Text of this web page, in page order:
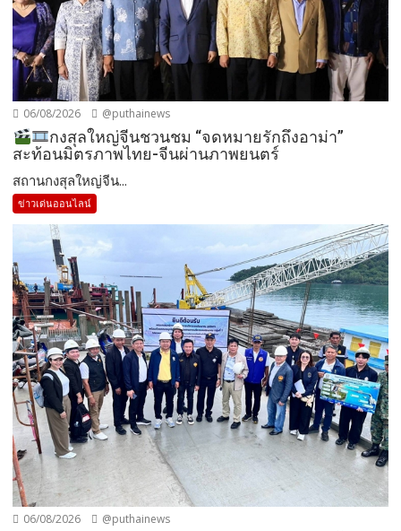
06/08/2026 @puthainews
กงสุลใหญ่จีนชวนชม “จดหมายรักถึงอาม่า”
สะท้อนมิตรภาพไทย-จีนผ่านภาพยนตร์
สถานกงสุลใหญ่จีน...
ข่าวเด่นออนไลน์
06/08/2026 @puthainews